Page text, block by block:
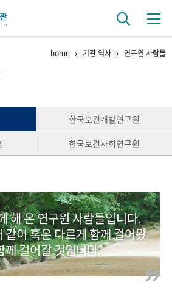
보는 연구 역사
연구자들
록물 행정박물 영상 기록물
+1
home 기관 역사 연구원 사람들
한국보건개발연구원
한국보건사회연구원
해 온 연구원 사람들입니다.
같이 혹은 다르게 함께 걸어왔
께 걸어갈 것입니다.